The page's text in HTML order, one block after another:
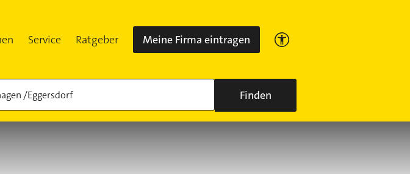
Service Ratgeber Meine Firma eintragen
Finden